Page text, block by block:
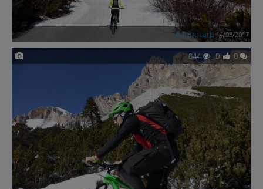
nonnocarb 14/03/2017
844 0 0